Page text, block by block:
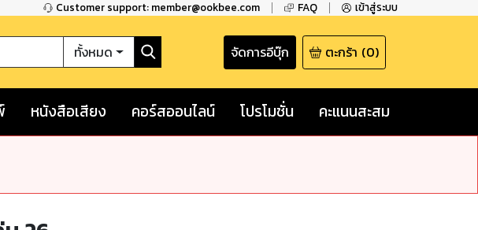
Customer support: member@ookbee.com FAQ เข้าสู่ระบบ
ทั้งหมด จัดการอีบุ๊ก ตะกร้า (0)
หนังสือเสียง คอร์สออนไลน์ โปรโมชั่น คะแนนสะสม